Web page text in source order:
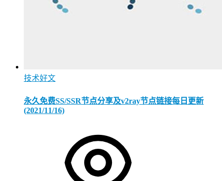
技术好文
永久免费SS/SSR节点分享及v2ray节点链接每日更新
(2021/11/16)